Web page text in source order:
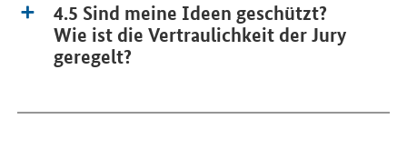
4.5 Sind meine Ideen geschützt?
Wie ist die Vertraulichkeit der Jury
geregelt?